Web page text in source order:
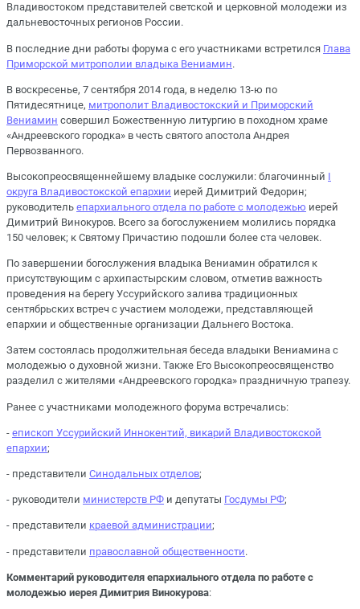
Владивостоком представителей светской и церковной молодежи из
дальневосточных регионов России.
В последние дни работы форума с его участниками встретился Глава
Приморской митрополии владыка Вениамин.
В воскресенье, 7 сентября 2014 года, в неделю 13-ю по
Пятидесятнице, митрополит Владивостокский и Приморский
Вениамин совершил Божественную литургию в походном храме
«Андреевского городка» в честь святого апостола Андрея
Первозванного.
Высокопреосвященнейшему владыке сослужили: благочинный I
округа Владивостокской епархии иерей Димитрий Федорин;
руководитель епархиального отдела по работе с молодежью иерей
Димитрий Винокуров. Всего за богослужением молились порядка
150 человек; к Святому Причастию подошли более ста человек.
По завершении богослужения владыка Вениамин обратился к
присутствующим с архипастырским словом, отметив важность
проведения на берегу Уссурийского залива традиционных
сентябрьских встреч с участием молодежи, представляющей
епархии и общественные организации Дальнего Востока.
Затем состоялась продолжительная беседа владыки Вениамина с
молодежью о духовной жизни. Также Его Высокопреосвященство
разделил с жителями «Андреевского городка» праздничную трапезу.
Ранее с участниками молодежного форума встречались:
- епископ Уссурийский Иннокентий, викарий Владивостокской
епархии;
- представители Синодальных отделов;
- руководители министерств РФ и депутаты Госдумы РФ;
- представители краевой администрации;
- представители православной общественности.
Комментарий руководителя епархиального отдела по работе с
молодежью иерея Димитрия Винокурова: